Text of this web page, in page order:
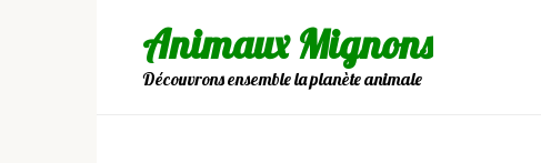
Animaux Mignons
Découvrons ensemble la planète animale